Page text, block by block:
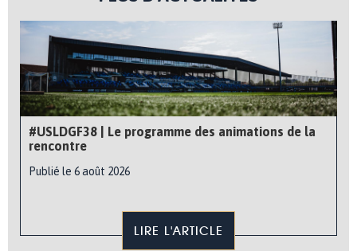
#USLDGF38 | Le programme des animations de la
rencontre
Publié le 6 août 2026
LIRE L'ARTICLE